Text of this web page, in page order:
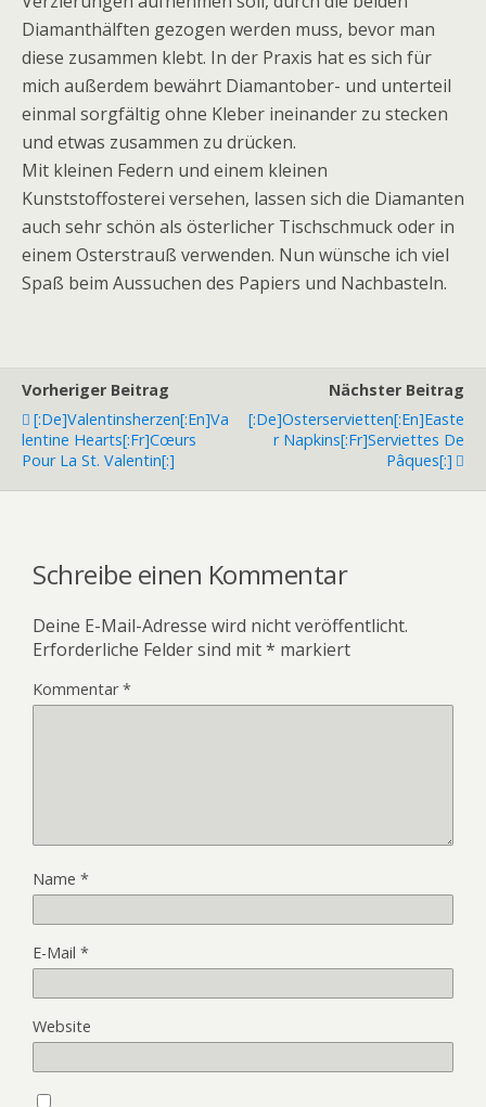
Diamanthälften gezogen werden muss, bevor man
diese zusammen klebt. In der Praxis hat es sich für
mich außerdem bewährt Diamantober- und unterteil
einmal sorgfältig ohne Kleber ineinander zu stecken
und etwas zusammen zu drücken.
Mit kleinen Federn und einem kleinen
Kunststoffosterei versehen, lassen sich die Diamanten
auch sehr schön als österlicher Tischschmuck oder in
einem Osterstrauß verwenden. Nun wünsche ich viel
Spaß beim Aussuchen des Papiers und Nachbasteln.
Vorheriger Beitrag
[:de]Valentinsherzen[:en]Va
Lentine Hearts[:fr]Cœurs
Pour La St. Valentin[:]
Nächster Beitrag
[:de]Osterservietten[:en]Easte
R Napkins[:fr]Serviettes De
Pâques[:]
Schreibe einen Kommentar
Deine E-Mail-Adresse wird nicht veröffentlicht.
Erforderliche Felder sind mit* markiert
Kommentar*
Name *
E-Mail *
Website